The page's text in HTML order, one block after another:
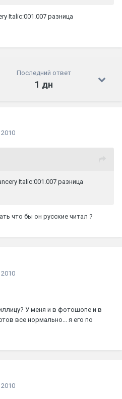
Italic:001.007 разница
Последний ответ
1 дн
Italic:001.007 разница
что бы он русские читал ?
У меня и в фотошопе и в
все нормально... я его по